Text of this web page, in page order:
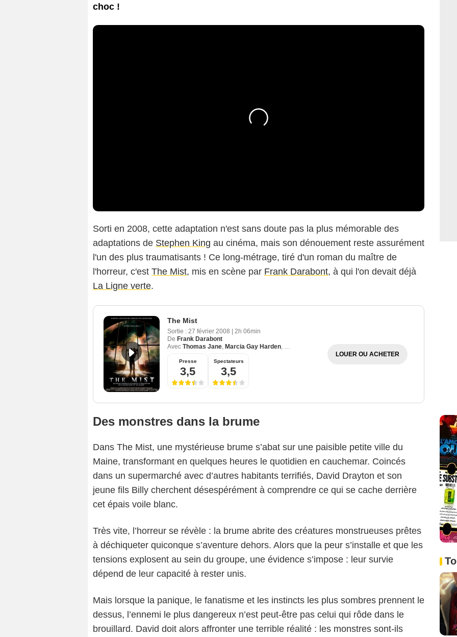
choc !
Sorti en 2008, cette adaptation n'est sans doute pas la plus mémorable des
adaptations de Stephen King au cinéma, mais son dénouement reste assurément
l'un des plus traumatisants ! Ce long-métrage, tiré d'un roman du maître de
l'horreur, c'est The Mist, mis en scène par Frank Darabont, à qui l'on devait déjà
La Ligne verte.
The Mist
Sortie : 27 février 2008
2h 06min
De Frank Darabont
Avec Thomas Jane, Marcia Gay Harden, Laurie Holden
Presse
3,5
Spectateurs
3,5
LOUER OU ACHETER
Des monstres dans la brume
Dans The Mist, une mystérieuse brume s’abat sur une paisible petite ville du
Maine, transformant en quelques heures le quotidien en cauchemar. Coincés
dans un supermarché avec d’autres habitants terrifiés, David Drayton et son
jeune fils Billy cherchent désespérément à comprendre ce qui se cache derrière
cet épais voile blanc.
Très vite, l’horreur se révèle : la brume abrite des créatures monstrueuses prêtes
à déchiqueter quiconque s’aventure dehors. Alors que la peur s’installe et que les
tensions explosent au sein du groupe, une évidence s’impose : leur survie
dépend de leur capacité à rester unis.
Mais lorsque la panique, le fanatisme et les instincts les plus sombres prennent le
dessus, l’ennemi le plus dangereux n’est peut-être pas celui qui rôde dans le
brouillard. David doit alors affronter une terrible réalité : les monstres sont-ils
Dimension Films